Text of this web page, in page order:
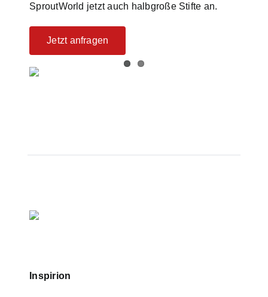
SproutWorld jetzt auch halbgroße Stifte an.
Jetzt anfragen
Inspirion